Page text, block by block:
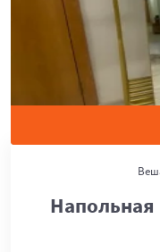
Напольная